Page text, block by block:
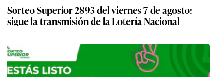
Sorteo Superior 2893 del viernes 7 de agosto:
sigue la transmisión de la Lotería Nacional